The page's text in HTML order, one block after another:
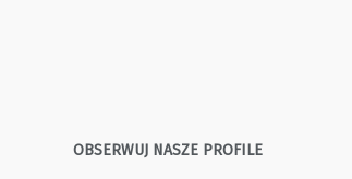
OBSERWUJ NASZE PROFILE